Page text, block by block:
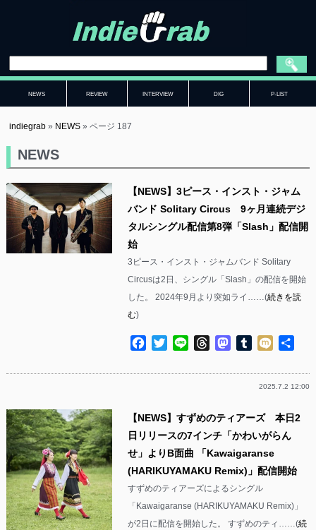
NEWS REVIEW INTERVIEW DIG P-LIST
indiegrab » NEWS »ページ 187
NEWS
【NEWS】3ピース・インスト・ジャム
バンド Solitary Circus 9ヶ⽉連続デジ
タルシングル配信第8弾「Slash」配信開
始
3ピース・インスト・ジャムバンド Solitary
Circusは2日、シングル「Slash」の配信を開始
した。 2024年9月より突如ライ……(続きを読
む)
Facebook
TwitterLine ThreadsMastodon
Tumblr
Mixi
2025.7.2 12:00
【NEWS】すずめのティアーズ 本日2
日リリースの7インチ「かわいがらん
せ」よりB面曲 「Kawaigaranse
(HARIKUYAMAKU Remix)」配信開始
すずめのティアーズによるシングル
「Kawaigaranse (HARIKUYAMAKU Remix)」
が2日に配信を開始した。 すずめのティ……(続